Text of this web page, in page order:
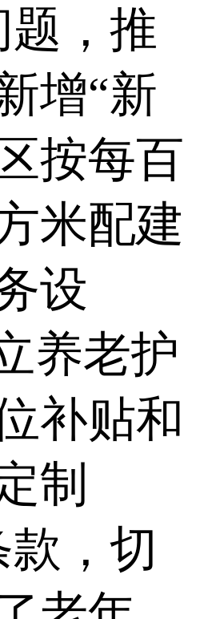
题，推
增“新
按每百
米配建
设
养老护
补贴和
制
款，切